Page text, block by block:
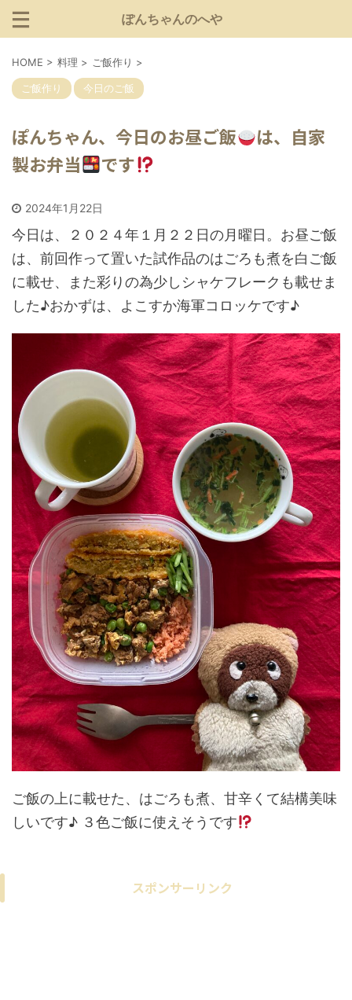
ぽんちゃんのへや
HOME > 料理 > ご飯作り >
ご飯作り 今日のご飯
ぽんちゃん、今日のお昼ご飯
は、自家
製お弁当
です
2024年1月22日
今日は、２０２４年１月２２日の月曜日。お昼ご飯
は、前回作って置いた試作品のはごろも煮を白ご飯
に載せ、また彩りの為少しシャケフレークも載せま
した♪おかずは、よこすか海軍コロッケです♪
ご飯の上に載せた、はごろも煮、甘辛くて結構美味
しいです♪ ３色ご飯に使えそうです
スポンサーリンク